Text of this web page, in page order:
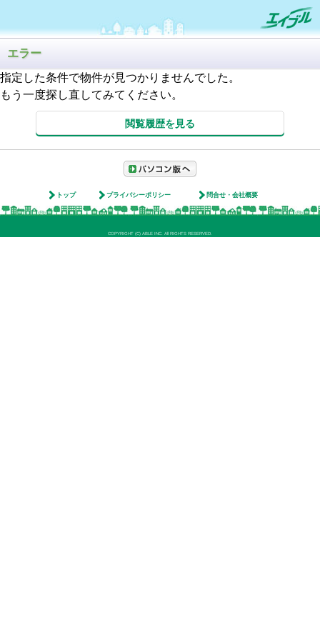
エラー
指定した条件で物件が見つかりませんでした。
もう一度探し直してみてください。
閲覧履歴を見る
トップ プライバシーポリシー 問合せ・会社概要
COPYRIGHT (C) ABLE INC. All RIGHTS RESERVED.